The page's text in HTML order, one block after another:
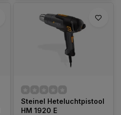
Steinel Heteluchtpistool
HM 1920 E